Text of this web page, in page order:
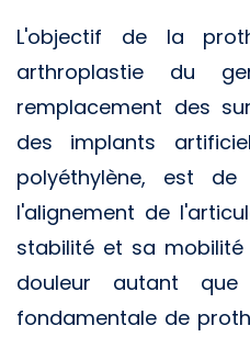
L'objectif de la
arthroplastie du
remplacement des
des implants
polyéthylène, est
l'alignement de
stabilité et sa
douleur autant que
fondamentale de